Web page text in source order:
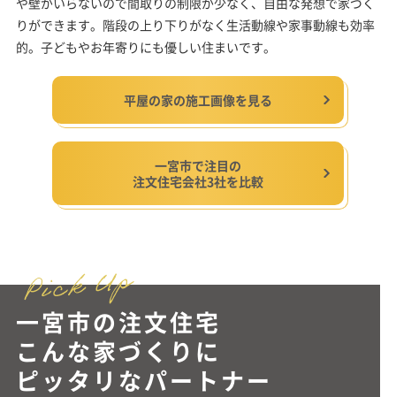
りができます。階段の上り下りがなく生活動線や家事動線も効率
的。子どもやお年寄りにも優しい住まいです。
平屋の家の施工画像を見る
一宮市で注目の
注文住宅会社3社を比較
一宮市の注文住宅
こんな家づくりに
ピッタリなパートナー